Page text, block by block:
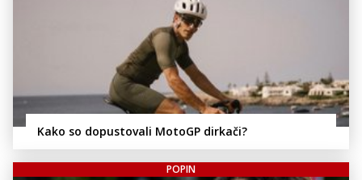
Kako so dopustovali MotoGP dirkači?
POPIN